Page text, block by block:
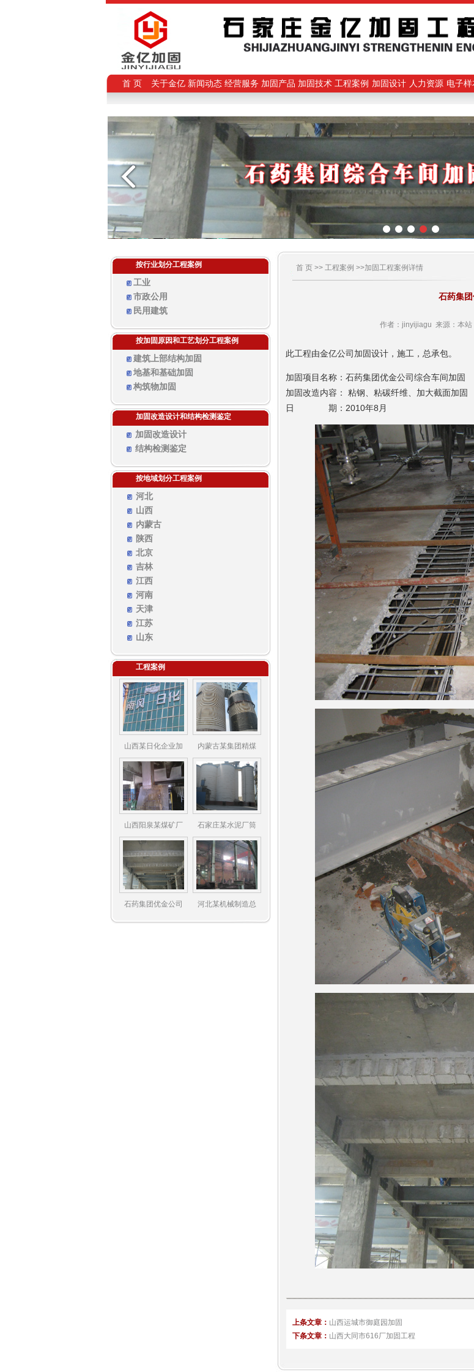
首 页 关于金亿 新闻动态 经营服务 加固产品 加固技术 工程案例 加固设计 人力资源 电子样
按行业划分工程案例
工业
市政公用
民用建筑
按加固原因和工艺划分工程案例
建筑上部结构加固
地基和基础加固
构筑物加固
加固改造设计和结构检测鉴定
加固改造设计
结构检测鉴定
按地域划分工程案例
河北
山西
内蒙古
陕西
北京
吉林
江西
河南
天津
江苏
山东
工程案例
山西某日化企业加 内蒙古某集团精煤
山西阳泉某煤矿厂 石家庄某水泥厂筒
石药集团优金公司 河北某机械制造总
首 页 >> 工程案例 >>加固工程案例详情
石药集
作者：jinyijiagu 来源：本
此工程由金亿公司加固设计，施工，总承包。
加固项目名称：石药集团优金公司综合车间加固
加固改造内容： 粘钢、粘碳纤维、加大截面加固
日 期：2010年8月
上条文章： 山西运城市御庭园加固
下条文章： 山西大同市616厂加固工程